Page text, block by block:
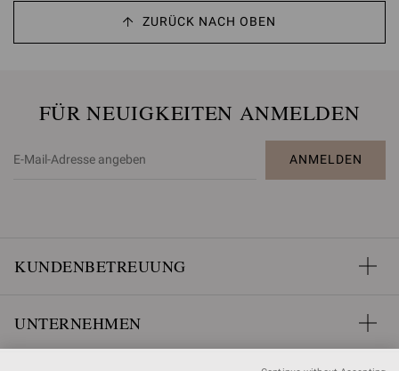
ZURÜCK NACH OBEN
FÜR NEUIGKEITEN ANMELDEN
ANMELDEN
KUNDENBETREUUNG
UNTERNEHMEN